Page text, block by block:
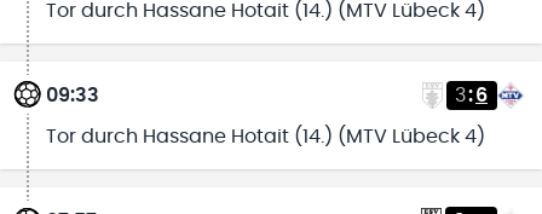
Tor durch Hassane Hotait (14.) (MTV Lübeck 4)
09:33 3:6
Tor durch Hassane Hotait (14.) (MTV Lübeck 4)